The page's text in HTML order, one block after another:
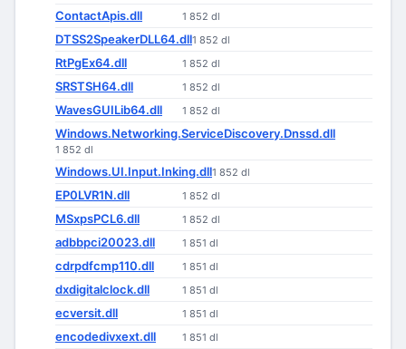
ContactApis.dll 1 852 dl
DTSS2SpeakerDLL64.dll1 852 dl
RtPgEx64.dll 1 852 dl
SRSTSH64.dll 1 852 dl
WavesGUILib64.dll 1 852 dl
Windows.Networking.ServiceDiscovery.Dnssd.dll
1 852 dl
Windows.UI.Input.Inking.dll1 852 dl
EP0LVR1N.dll 1 852 dl
MSxpsPCL6.dll 1 852 dl
adbbpci20023.dll 1 851 dl
cdrpdfcmp110.dll 1 851 dl
dxdigitalclock.dll 1 851 dl
ecversit.dll 1 851 dl
encodedivxext.dll 1 851 dl